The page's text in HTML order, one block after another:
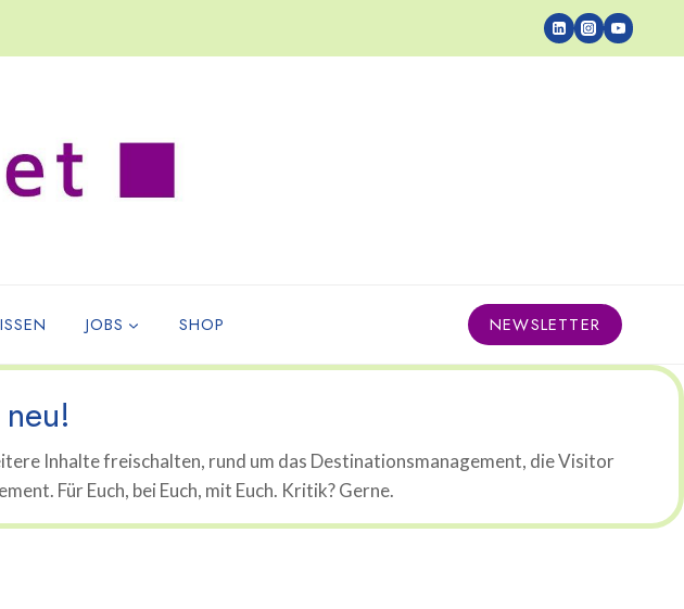
JOBS SHOP NEWSLETTER
Inhalte freischalten, rund um das Destinationsmanagement, die Visitor
Für Euch, bei Euch, mit Euch. Kritik? Gerne.